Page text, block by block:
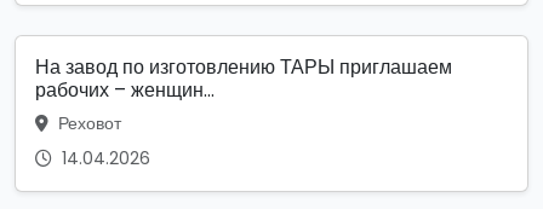
На завод по изготовлению ТАРЫ приглашаем
рабочих – женщин...
Реховот
14.04.2026